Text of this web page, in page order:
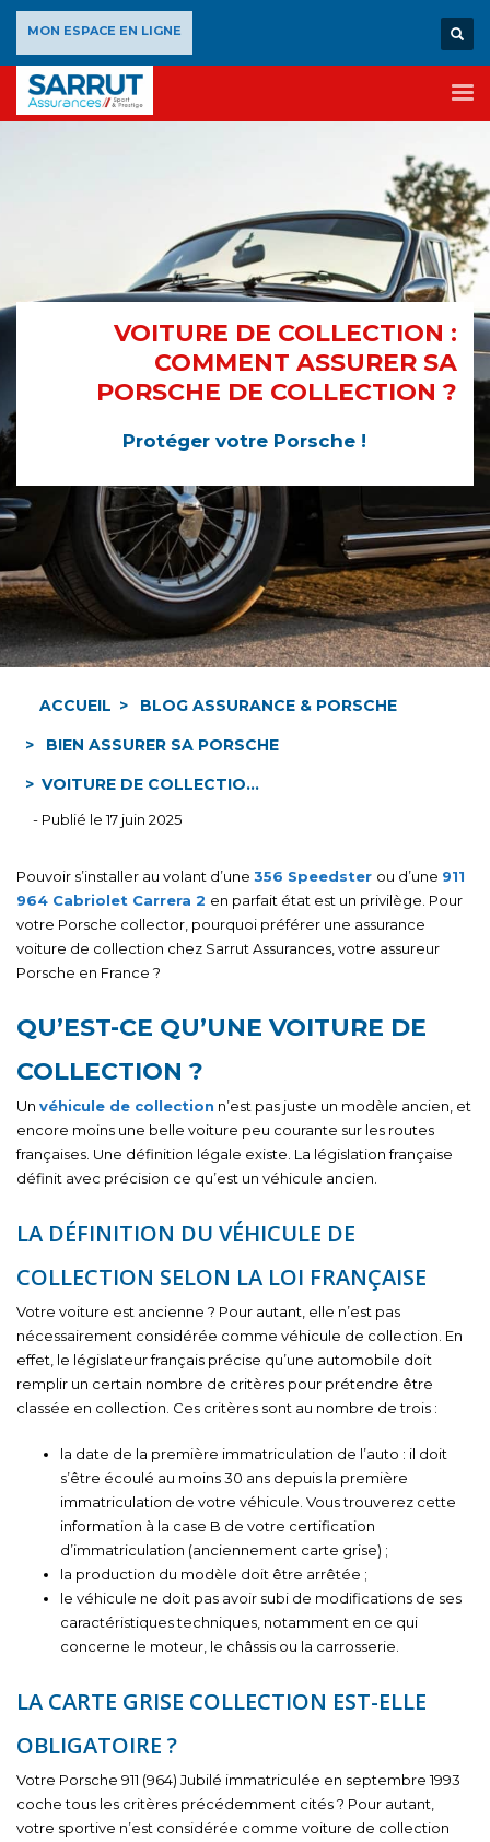
MON ESPACE EN LIGNE
VOITURE DE COLLECTION :
COMMENT ASSURER SA
PORSCHE DE COLLECTION ?
Protéger votre Porsche !
ACCUEIL
BLOG ASSURANCE & PORSCHE
BIEN ASSURER SA PORSCHE
VOITURE DE COLLECTIO...
- Publié le 17 juin 2025
Pouvoir s’installer au volant d’une 356 Speedster ou d’une 911
964 Cabriolet Carrera 2 en parfait état est un privilège. Pour
votre Porsche collector, pourquoi préférer une assurance
voiture de collection chez Sarrut Assurances, votre assureur
Porsche en France ?
QU’EST-CE QU’UNE VOITURE DE
COLLECTION ?
Un véhicule de collection n’est pas juste un modèle ancien, et
encore moins une belle voiture peu courante sur les routes
françaises. Une définition légale existe. La législation française
définit avec précision ce qu’est un véhicule ancien.
LA DÉFINITION DU VÉHICULE DE
COLLECTION SELON LA LOI FRANÇAISE
Votre voiture est ancienne ? Pour autant, elle n’est pas
nécessairement considérée comme véhicule de collection. En
effet, le législateur français précise qu’une automobile doit
remplir un certain nombre de critères pour prétendre être
classée en collection. Ces critères sont au nombre de trois :
la date de la première immatriculation de l’auto : il doit
s’être écoulé au moins 30 ans depuis la première
immatriculation de votre véhicule. Vous trouverez cette
information à la case B de votre certification
d’immatriculation (anciennement carte grise) ;
la production du modèle doit être arrêtée ;
le véhicule ne doit pas avoir subi de modifications de ses
caractéristiques techniques, notamment en ce qui
concerne le moteur, le châssis ou la carrosserie.
LA CARTE GRISE COLLECTION EST-ELLE
OBLIGATOIRE ?
Votre Porsche 911 (964) Jubilé immatriculée en septembre 1993
coche tous les critères précédemment cités ? Pour autant,
votre sportive n’est considérée comme voiture de collection